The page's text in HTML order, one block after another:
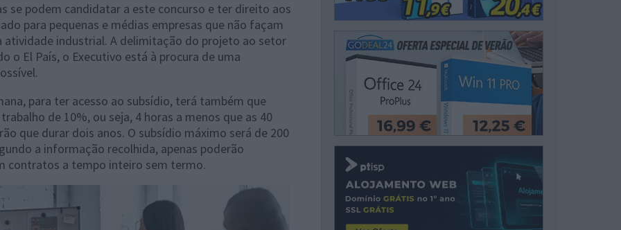
se podem candidatar a este concurso e ter direito aos
para pequenas e médias empresas que não façam
atividade industrial. A delimitação do projeto ao setor
o El País, o Executivo está à procura de uma
para ter acesso ao subsídio, terá também que
de 10%, ou seja, 4 horas a menos que as 40
que durar dois anos. O subsídio máximo será de 200
a informação recolhida, apenas poderão
contratos a tempo inteiro sem termo.